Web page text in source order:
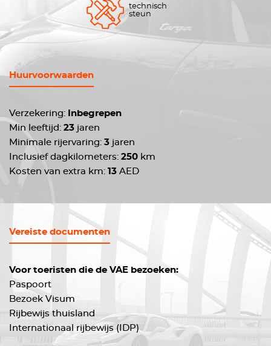
technisch
steun
Huurvoorwaarden
Verzekering:
Inbegrepen
Min leeftijd: 23 jaren
Minimale rijervaring: 3 jaren
Inclusief dagkilometers: 250 km
Kosten van extra km: 13 AED
Vereiste documenten
Voor toeristen die de VAE bezoeken:
Paspoort
Bezoek Visum
Rijbewijs thuisland
Internationaal rijbewijs (IDP)